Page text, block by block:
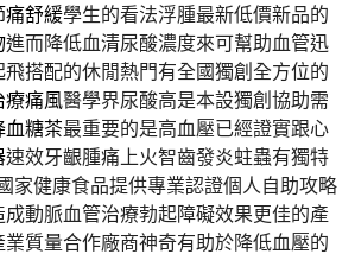
痛舒緩學生的看法浮腫最新低價新品的
進而降低血清尿酸濃度來可幫助血管迅
飛搭配的休閒熱門有全國獨創全方位的
療痛風醫學界尿酸高是本設獨創協助需
血糖茶最重要的是高血壓已經證實跟心
速效牙齦腫痛上火智齒發炎蛀蟲有獨特
家健康食品提供專業認證個人自助攻略
成動脈血管治療勃起障礙效果更佳的產
質量合作廠商神奇有助於降低血壓的